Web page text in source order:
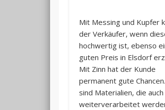
Mit Messing und Kupfer
der Verkäufer, wenn
hochwertig ist, ebenso
guten Preis in Elsdorf
Mit Zinn hat der Kunde
permanent gute
sind Materialien, die
weiterverarbeitet